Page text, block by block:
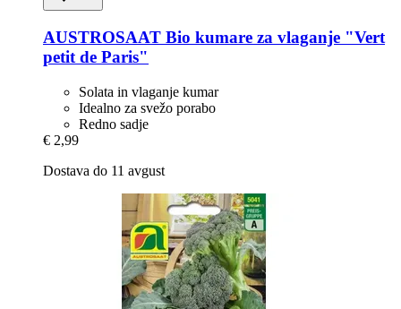
AUSTROSAAT Bio kumare za vlaganje "Vert
petit de Paris"
Solata in vlaganje kumar
Idealno za svežo porabo
Redno sadje
€ 2,99
Dostava do 11 avgust